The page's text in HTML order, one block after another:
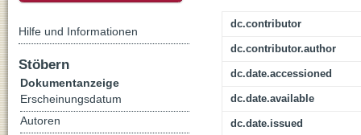
dc.contributor
dc.contributor.author
dc.date.accessioned
dc.date.available
dc.date.issued
Hilfe und Informationen
Stöbern
Dokumentanzeige
Erscheinungsdatum
Autoren